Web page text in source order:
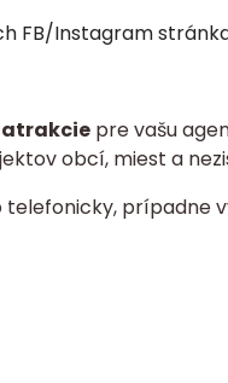
FB/Instagram
atrakciepre vašu
obcí, miest a
prípadne